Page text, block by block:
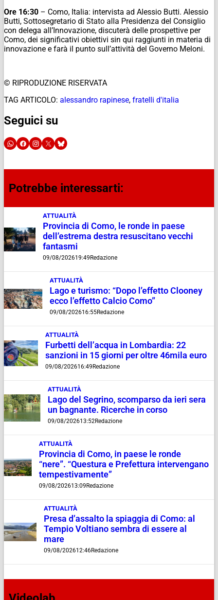
Ore 16:30 – Como, Italia: intervista ad Alessio Butti. Alessio
Butti, Sottosegretario di Stato alla Presidenza del Consiglio
con delega all’Innovazione, discuterà delle prospettive per
Como, dei significativi obiettivi sin qui raggiunti in materia di
innovazione e farà il punto sull’attività del Governo Meloni.
© RIPRODUZIONE RISERVATA
TAG ARTICOLO: alessandro rapinese, fratelli d'italia
Seguici su
Potrebbe interessarti:
ATTUALITÀ
Provincia di Como, le ronde in paese
dell’estrema destra resuscitano vecchi
fantasmi
09/08/202619:49 Redazione
ATTUALITÀ
Lago e turismo: “Dopo l’effetto Clooney
ecco l’effetto Calcio Como”
09/08/202616:55Redazione
ATTUALITÀ
Furbetti dell’acqua in Lombardia: 22
sanzioni in 15 giorni per oltre 46mila euro
09/08/202616:49 Redazione
ATTUALITÀ
Lago del Segrino, scomparso da ieri sera
un bagnante. Ricerche in corso
09/08/202613:52Redazione
ATTUALITÀ
Provincia di Como, in paese le ronde
“nere”. “Questura e Prefettura intervengano
tempestivamente”
09/08/202613:09 Redazione
ATTUALITÀ
Presa d’assalto la spiaggia di Como: al
Tempio Voltiano sembra di essere al
mare
09/08/202612:46Redazione